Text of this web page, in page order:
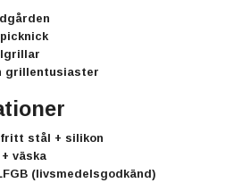
grillentusiaster
stål + silikon
väska
(livsmedelsgodkänd)